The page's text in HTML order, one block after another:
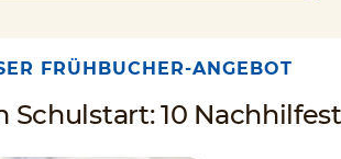
FRÜHBUCHER-ANGEBOT
Schulstart: 10